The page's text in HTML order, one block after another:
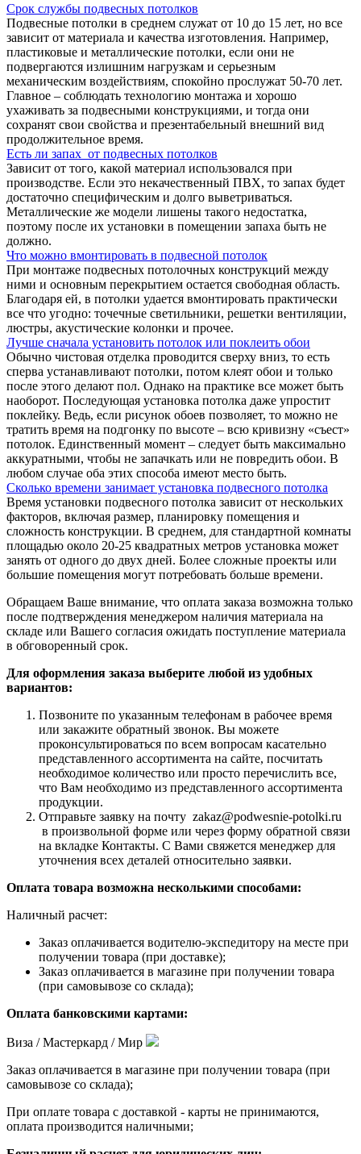
Срок службы подвесных потолков
Подвесные потолки в среднем служат от 10 до 15 лет, но все
зависит от материала и качества изготовления. Например,
пластиковые и металлические потолки, если они не
подвергаются излишним нагрузкам и серьезным
механическим воздействиям, спокойно прослужат 50-70 лет.
Главное – соблюдать технологию монтажа и хорошо
ухаживать за подвесными конструкциями, и тогда они
сохранят свои свойства и презентабельный внешний вид
продолжительное время.
Есть ли запах от подвесных потолков
Зависит от того, какой материал использовался при
производстве. Если это некачественный ПВХ, то запах будет
достаточно специфическим и долго выветриваться.
Металлические же модели лишены такого недостатка,
поэтому после их установки в помещении запаха быть не
должно.
Что можно вмонтировать в подвесной потолок
При монтаже подвесных потолочных конструкций между
ними и основным перекрытием остается свободная область.
Благодаря ей, в потолки удается вмонтировать практически
все что угодно: точечные светильники, решетки вентиляции,
люстры, акустические колонки и прочее.
Лучше сначала установить потолок или поклеить обои
Обычно чистовая отделка проводится сверху вниз, то есть
сперва устанавливают потолки, потом клеят обои и только
после этого делают пол. Однако на практике все может быть
наоборот. Последующая установка потолка даже упростит
поклейку. Ведь, если рисунок обоев позволяет, то можно не
тратить время на подгонку по высоте – всю кривизну «съест»
потолок. Единственный момент – следует быть максимально
аккуратными, чтобы не запачкать или не повредить обои. В
любом случае оба этих способа имеют место быть.
Сколько времени занимает установка подвесного потолка
Время установки подвесного потолка зависит от нескольких
факторов, включая размер, планировку помещения и
сложность конструкции. В среднем, для стандартной комнаты
площадью около 20-25 квадратных метров установка может
занять от одного до двух дней. Более сложные проекты или
большие помещения могут потребовать больше времени.
Обращаем Ваше внимание, что оплата заказа возможна только
после подтверждения менеджером наличия материала на
складе или Вашего согласия ожидать поступление материала
в обговоренный срок.
Для оформления заказа выберите любой из удобных
вариантов:
Позвоните по указанным телефонам в рабочее время
или закажите обратный звонок. Вы можете
проконсультироваться по всем вопросам касательно
представленного ассортимента на сайте, посчитать
необходимое количество или просто перечислить все,
что Вам необходимо из представленного ассортимента
продукции.
Отправьте заявку на почту zakaz@podwesnie-potolki.ru
в произвольной форме или через форму обратной связи
на вкладке Контакты. С Вами свяжется менеджер для
уточнения всех деталей относительно заявки.
Оплата товара возможна несколькими способами:
Наличный расчет:
Заказ оплачивается водителю-экспедитору на месте при
получении товара (при доставке);
Заказ оплачивается в магазине при получении товара
(при самовывозе со склада);
Оплата банковскими картами:
Виза / Мастеркард / Мир
Заказ оплачивается в магазине при получении товара (при
самовывозе со склада);
При оплате товара с доставкой - карты не принимаются,
оплата производится наличными;